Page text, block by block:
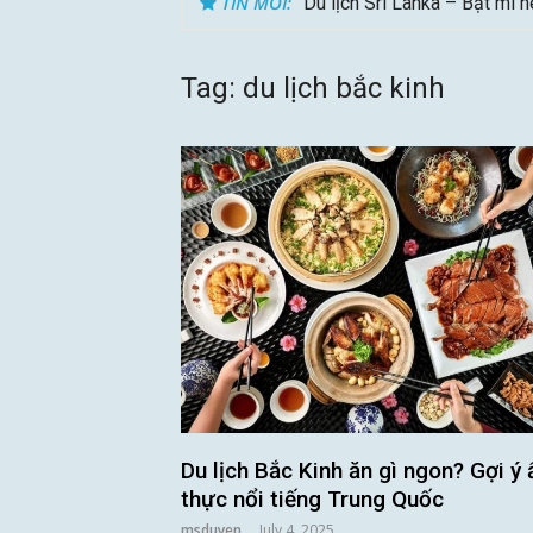
Tag: du lịch bắc kinh
Du lịch Bắc Kinh ăn gì ngon? Gợi ý
thực nổi tiếng Trung Quốc